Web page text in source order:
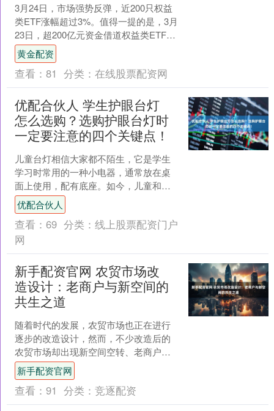
3月24日，市场强势反弹，近200只权益
类ETF涨幅超过3%。值得一提的是，3月
23日，超200亿元资金借道权益类ETF入
市，多只宽基ETF净流入超10亿元。 ....
黄金配资
查看： 81 分类： 在线股票配资网
优配合伙人 学生护眼台灯
怎么选购？选购护眼台灯时
一定要注意的四个关键点！
儿童台灯相信大家都不陌生，它是学生
学习时常用的一种小电器，通常放在桌
面上使用，配有底座。如今，儿童和青
少年的视力下降问题越来越严重，所以
家长们都希望为孩子挑选一....
优配合伙人
查看： 69 分类： 线上股票配资门户
网
新手配资官网 农贸市场改
造设计：老商户与新空间的
共生之道
随着时代的发展，农贸市场也正在进行
逐步的改造设计，然而，不少改造后的
农贸市场却出现新空间空转、老商户流
失的尴尬局面，为此，今天我们就讲讲
在农贸市场改造设计中，老....
新手配资官网
查看： 91 分类： 竞逐配资